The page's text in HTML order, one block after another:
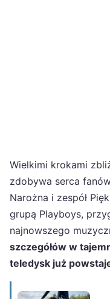
Wielkimi krokami
zdobywa serca
Narożna i zespół
grupą Playboys,
najnowszego
szczegółów w
teledysk już